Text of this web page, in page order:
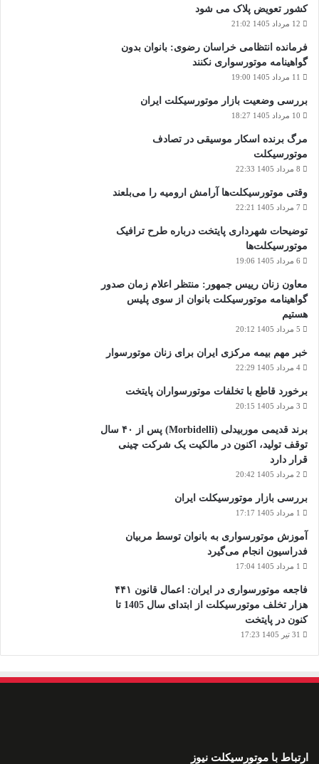
کشور تعویض پلاک می شود
12 مرداد 1405 21:02
فرمانده انتظامی خراسان رضوی: بانوان بدون
گواهینامه موتورسواری نکنند
11 مرداد 1405 19:00
بررسی وضعیت بازار موتورسیکلت ایران
10 مرداد 1405 18:27
مرگ برنده اسکار موسیقی در تصادف
موتورسیکلت
8 مرداد 1405 22:33
وقتی موتورسیکلت‌ها آرامش ارومیه را می‌بلعند
7 مرداد 1405 22:21
توضیحات شهرداری پایتخت درباره طرح ترافیک
موتورسیکلت‌ها
6 مرداد 1405 19:06
معاون زنان رییس جمهور: منتظر اعلام زمان صدور
گواهینامه موتورسیکلت بانوان از سوی پلیس
هستیم
5 مرداد 1405 20:12
خبر مهم بیمه مرکزی ایران برای زنان موتورسوار
4 مرداد 1405 22:29
برخورد قاطع با تخلفات موتورسواران پایتخت
3 مرداد 1405 20:15
برند قدیمی موربیدلی (Morbidelli) پس از ۴۰ سال
توقف تولید، اکنون در مالکیت یک شرکت چینی
قرار دارد
2 مرداد 1405 20:42
بررسی بازار موتورسیکلت ایران
1 مرداد 1405 17:17
آموزش موتورسواری به بانوان توسط مربیان
فدراسیون انجام می‌گیرد
1 مرداد 1405 17:04
فاجعه موتورسواری در ایران: اعمال قانون ۴۴۱
هزار تخلف موتورسیکلت از ابتدای سال 1405 تا
کنون در پایتخت
31 تیر 1405 17:23
ارتباط با موتورسیکلت نیوز